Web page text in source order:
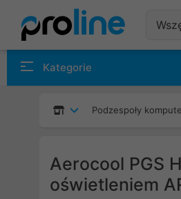
Kategorie
Podzespoły
Aerocool PGS
oświetleniem